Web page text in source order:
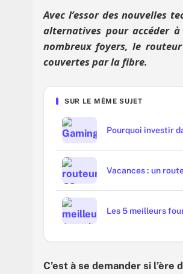
Avec l’essor des nouvelles
alternatives pour accéder
nombreux foyers, le
couvertes par la fibre.
SUR LE MÊME SUJET
Pourquoi investir
Vacances : un
Les 5 meilleurs
C’est à se demander si